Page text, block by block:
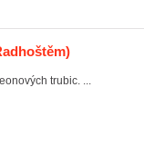
trubic. ...